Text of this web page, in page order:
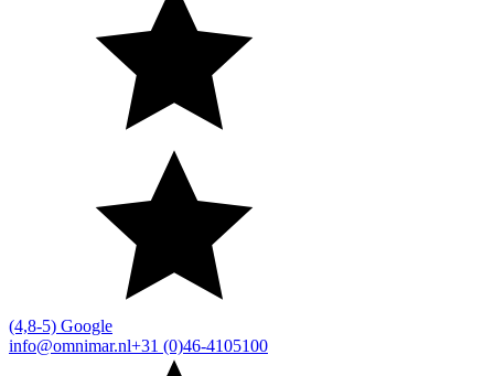
(4,8-5) Google
info@omnimar.nl+31 (0)46-4105100